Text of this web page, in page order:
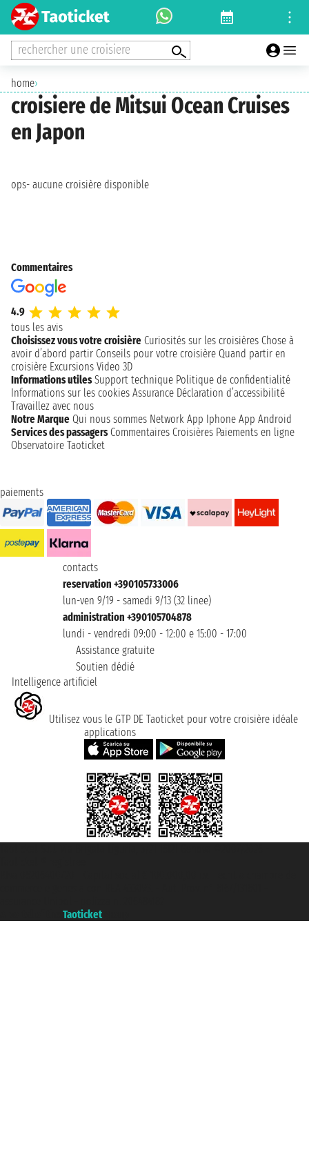
rechercher une croisiere
home›
croisiere de Mitsui Ocean Cruises
en Japon
ops- aucune croisière disponible
Commentaires
4.9
tous les avis
Choisissez vous votre croisière Curiosités sur les croisières Chose à
avoir d’abord partir Conseils pour votre croisière Quand partir en
croisière Excursions Video 3D
Informations utiles Support technique Politique de confidentialité
Informations sur les cookies Assurance Déclaration d’accessibilité
Travaillez avec nous
Notre Marque Qui nous sommes Network App Iphone App Android
Services des passagers Commentaires Croisières Paiements en ligne
Observatoire Taoticket
paiements
contacts
reservation +390105733006
lun-ven 9/19 - samedi 9/13 (32 linee)
administration +390105704878
lundi - vendredi 09:00 - 12:00 e 15:00 - 17:00
Assistance gratuite
Soutien dédié
Intelligence artificiel
Utilisez vous le GTP DE Taoticket pour votre croisière idéale
applications
Taoticket